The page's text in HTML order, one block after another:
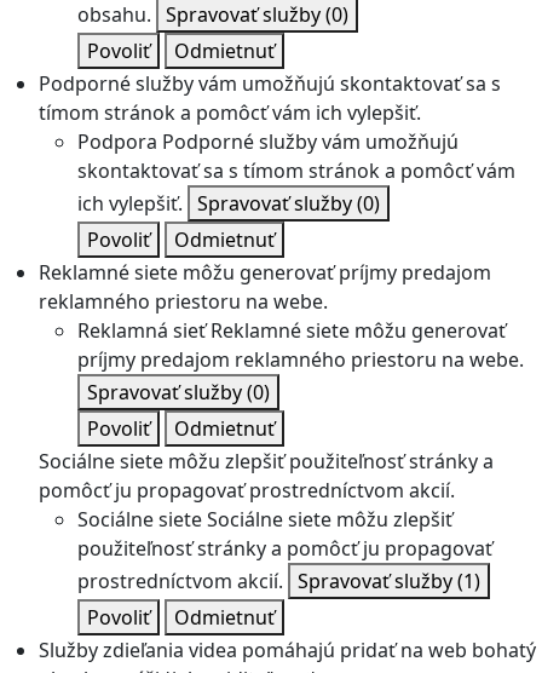
obsahu. Spravovať služby(0)
Povoliť
Odmietnuť
Podporné služby vám umožňujú skontaktovať sa s
tímom stránok a pomôcť vám ich vylepšiť.
Podpora Podporné služby vám umožňujú
skontaktovať sa s tímom stránok a pomôcť vám
ich vylepšiť. Spravovať služby(0)
Povoliť
Odmietnuť
Reklamné siete môžu generovať príjmy predajom
reklamného priestoru na webe.
Reklamná sieť Reklamné siete môžu generovať
príjmy predajom reklamného priestoru na webe.
Spravovať služby(0)
Povoliť
Odmietnuť
Sociálne siete môžu zlepšiť použiteľnosť stránky a
pomôcť ju propagovať prostredníctvom akcií.
Sociálne sieteSociálne siete môžu zlepšiť
použiteľnosť stránky a pomôcť ju propagovať
prostredníctvom akcií. Spravovať služby(1)
Povoliť
Odmietnuť
Služby zdieľania videa pomáhajú pridať na web bohatý